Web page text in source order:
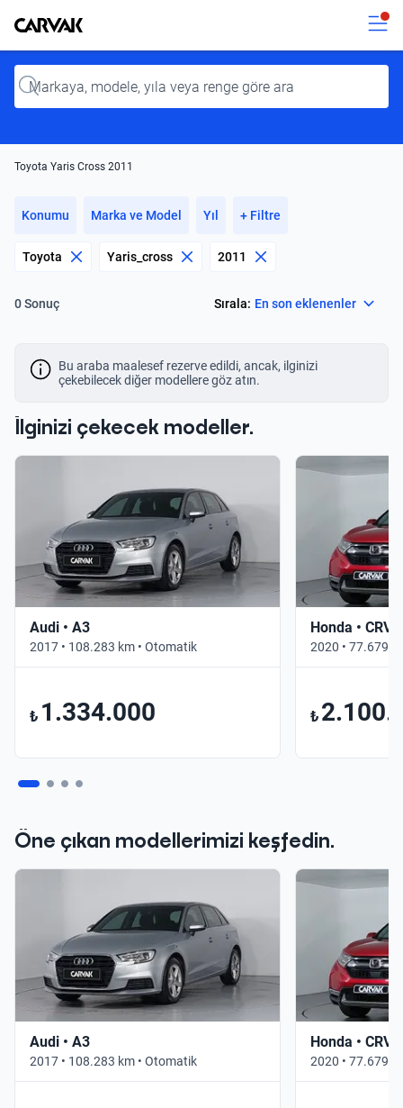
Kavak
Input
Toyota Yaris Cross 2011
Konumu Marka ve Model Yıl + Filtre
Toyota Yaris_cross 2011
0 Sonuç Sırala: En son eklenenler
Bu araba maalesef rezerve edildi, ancak, ilginizi
çekebilecek diğer modellere göz atın.
İlginizi çekecek modeller.
Audi • A3
2017 • 108.283 km • Otomatik
₺ 1.334.000
Honda • CRV
2020 • 77.679
₺
Öne çıkan modellerimizi keşfedin.
Audi • A3
2017 • 108.283 km • Otomatik
Honda • CRV
2020 • 77.679